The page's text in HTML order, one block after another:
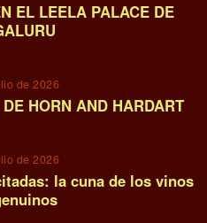
EL LEELA PALACE DE
de 2026
HORN AND HARDART
06
de 2026
la cuna de los vinos